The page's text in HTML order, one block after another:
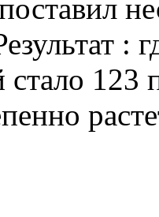
:
стало 123